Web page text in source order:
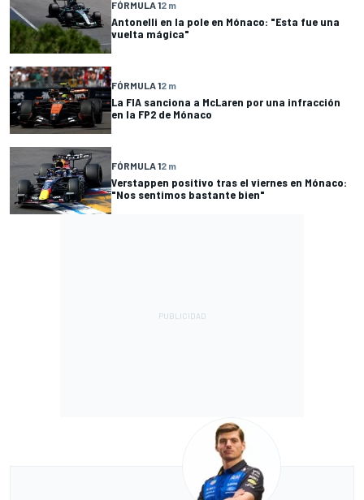
FÓRMULA 12 m
Antonelli en la pole en Mónaco: "Esta fue una
vuelta mágica"
FÓRMULA 12 m
La FIA sanciona a McLaren por una infracción
en la FP2 de Mónaco
FÓRMULA 12 m
Verstappen positivo tras el viernes en Mónaco:
"Nos sentimos bastante bien"